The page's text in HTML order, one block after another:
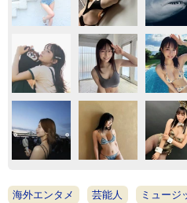
海外エンタメ 芸能人 ミュージ